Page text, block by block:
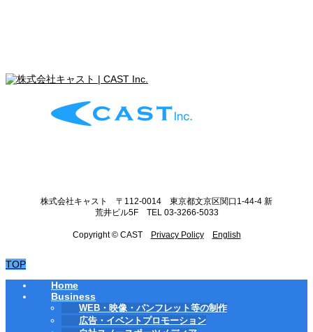
株式会社キャスト 〒112-0014 東京都文京区関口1-44-4 新
荒井ビル5F TEL 03-3266-5033
Copyright © CAST Privacy Policy English
TOP
Home
Business
WEB・映像・パンフレット等の制作
広告・イベントプロモーション